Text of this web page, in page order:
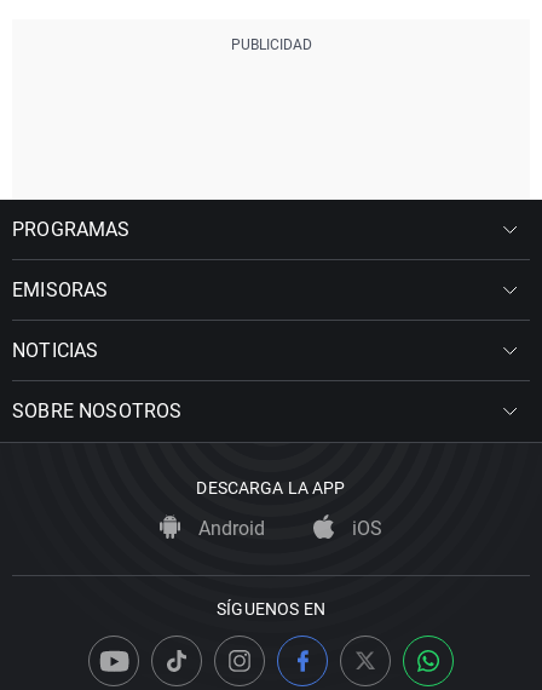
PROGRAMAS
EMISORAS
NOTICIAS
SOBRE NOSOTROS
DESCARGA LA APP
Android iOS
SÍGUENOS EN